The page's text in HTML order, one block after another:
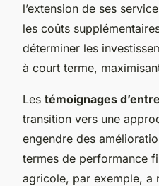
l’extension de ses
les coûts
déterminer les
à court terme,
Les témoignages
transition vers une
engendre des
termes de performance
agricole, par exemple, a